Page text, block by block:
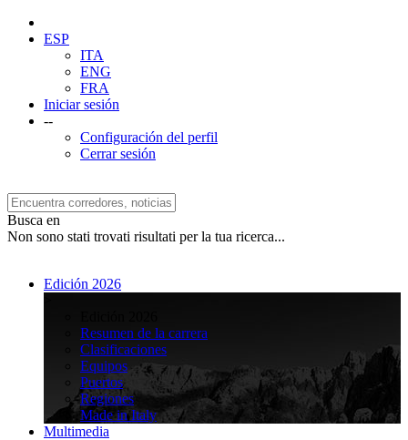
ESP
ITA
ENG
FRA
Iniciar sesión
--
Configuración del perfil
Cerrar sesión
Busca en
Non sono stati trovati risultati per la tua ricerca...
Edición 2026
Resumen de la carrera
Clasificaciones
Equipos
Puertos
Regiones
Made in Italy
Multimedia